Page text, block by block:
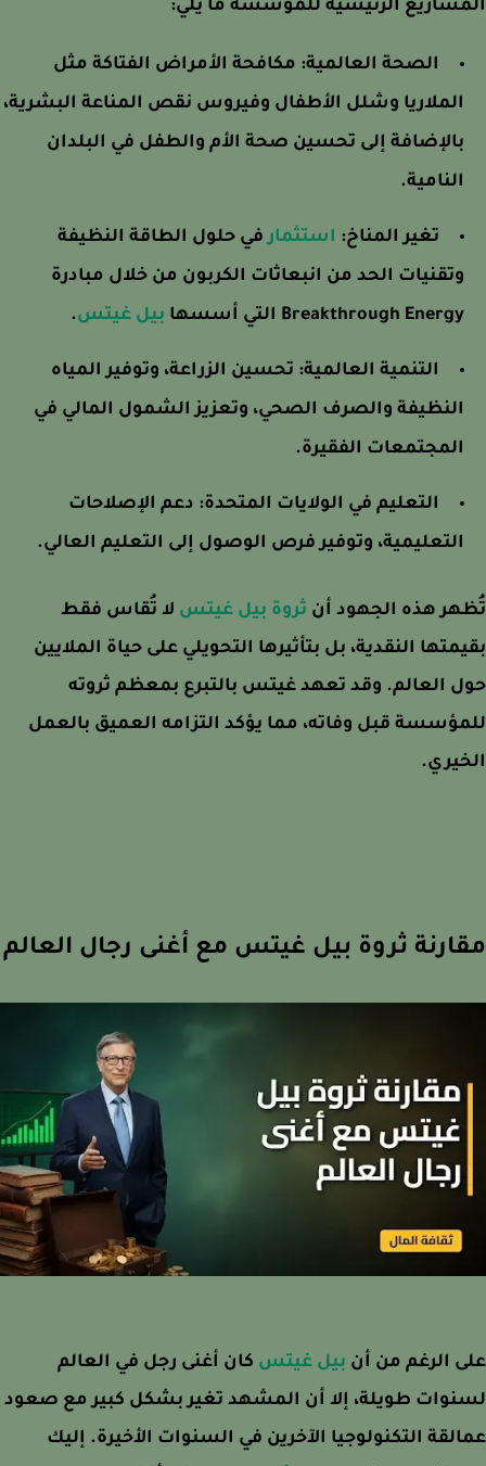
الرئيسية للمؤسسة ما يلي:
الصحة العالمية:مكافحة الأمراض الفتاكة مثل
الملاريا وشلل الأطفال وفيروس نقص المناعة البشرية،
بالإضافة إلى تحسين صحة الأم والطفل في البلدان
النامية.
تغير المناخ: استثمارفي حلول الطاقة النظيفة
وتقنيات الحد من انبعاثات الكربون من خلال مبادرة
Breakthrough Energy التي أسسها
بيل غيتس.
التنمية العالمية:تحسين الزراعة، وتوفير المياه
النظيفة والصرف الصحي، وتعزيز الشمول المالي في
المجتمعات الفقيرة.
التعليم في الولايات المتحدة:دعم الإصلاحات
التعليمية، وتوفير فرص الوصول إلى التعليم العالي.
هذه الجهود أنثروة بيل غيتسلا تُقاس فقط
النقدية، بل بتأثيرها التحويلي على حياة الملايين
العالم. وقد تعهد غيتس بالتبرع بمعظم ثروته
قبل وفاته، مما يؤكد التزامه العميق بالعمل
ثروة بيل غيتس مع أغنى رجال العالم
الرغم من أنبيل غيتسكان أغنى رجل في العالم
طويلة، إلا أن المشهد تغير بشكل كبير مع صعود
التكنولوجيا الآخرين في السنوات الأخيرة. إليك